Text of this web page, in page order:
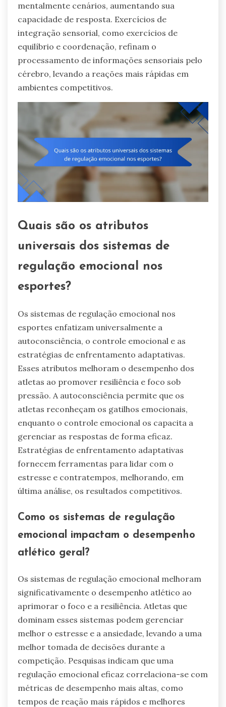
mentalmente cenários, aumentando sua
capacidade de resposta. Exercícios de
integração sensorial, como exercícios de
equilíbrio e coordenação, refinam o
processamento de informações sensoriais pelo
cérebro, levando a reações mais rápidas em
ambientes competitivos.
Quais são os atributos
universais dos sistemas de
regulação emocional nos
esportes?
Os sistemas de regulação emocional nos
esportes enfatizam universalmente a
autoconsciência, o controle emocional e as
estratégias de enfrentamento adaptativas.
Esses atributos melhoram o desempenho dos
atletas ao promover resiliência e foco sob
pressão. A autoconsciência permite que os
atletas reconheçam os gatilhos emocionais,
enquanto o controle emocional os capacita a
gerenciar as respostas de forma eficaz.
Estratégias de enfrentamento adaptativas
fornecem ferramentas para lidar com o
estresse e contratempos, melhorando, em
última análise, os resultados competitivos.
Como os sistemas de regulação
emocional impactam o desempenho
atlético geral?
Os sistemas de regulação emocional melhoram
significativamente o desempenho atlético ao
aprimorar o foco e a resiliência. Atletas que
dominam esses sistemas podem gerenciar
melhor o estresse e a ansiedade, levando a uma
melhor tomada de decisões durante a
competição. Pesquisas indicam que uma
regulação emocional eficaz correlaciona-se com
métricas de desempenho mais altas, como
tempos de reação mais rápidos e melhores